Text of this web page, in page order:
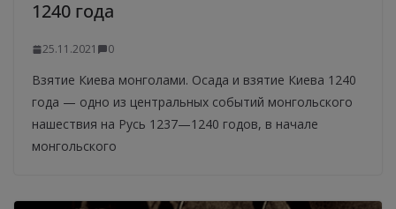
1240 года
25.11.2021 0
Взятие Киева монголами. Осада и взятие Киева 1240
года — одно из центральных событий монгольского
нашествия на Русь 1237—1240 годов, в начале
монгольского